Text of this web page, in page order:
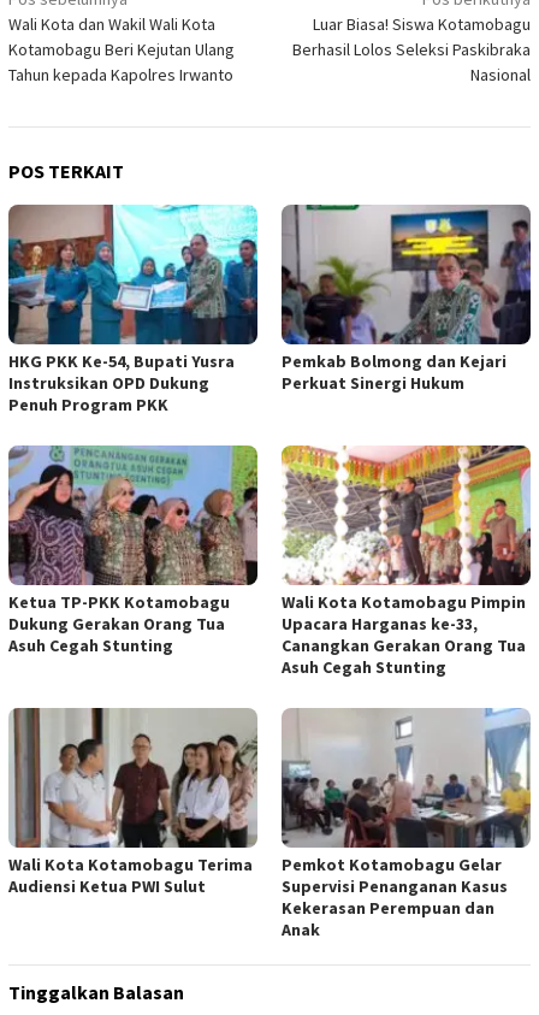
pos
Wali Kota dan Wakil Wali Kota
Kotamobagu Beri Kejutan Ulang
Tahun kepada Kapolres Irwanto
Luar Biasa! Siswa Kotamobagu
Berhasil Lolos Seleksi Paskibraka
Nasional
POS TERKAIT
HKG PKK Ke-54, Bupati Yusra
Instruksikan OPD Dukung
Penuh Program PKK
Pemkab Bolmong dan Kejari
Perkuat Sinergi Hukum
Ketua TP-PKK Kotamobagu
Dukung Gerakan Orang Tua
Asuh Cegah Stunting
Wali Kota Kotamobagu Pimpin
Upacara Harganas ke-33,
Canangkan Gerakan Orang Tua
Asuh Cegah Stunting
Wali Kota Kotamobagu Terima
Audiensi Ketua PWI Sulut
Pemkot Kotamobagu Gelar
Supervisi Penanganan Kasus
Kekerasan Perempuan dan
Anak
Tinggalkan Balasan